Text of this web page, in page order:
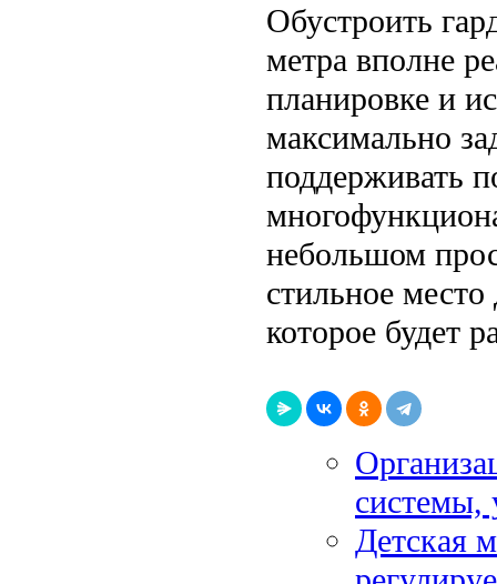
Обустроить
метра вполне
планировке и
максимально
поддерживать
небольшом
стильное
которое будет
системы,
Детская